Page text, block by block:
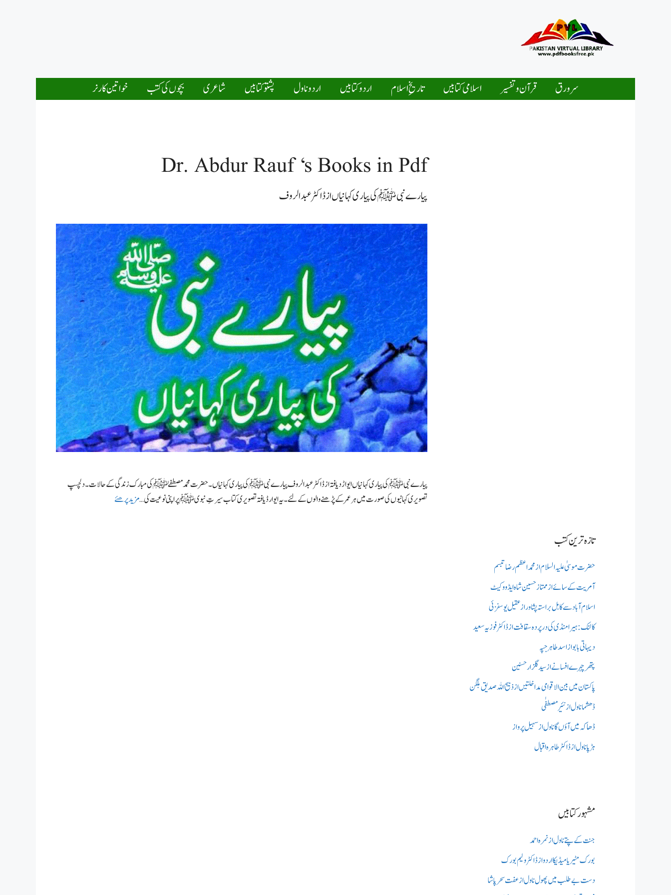
سرورق قرآن و تفسیر اسلامی کتابیں تاریخِ اسلام اردو کتابیں اردو ناول پشتو کتابیں شاعری بچوں کی کتب خواتین کارنر
Dr. Abdur Rauf ‘s Books in Pdf
پیارے نبی ﷺ کی پیاری کہانیاں از ڈاکٹر عبدالروف
پیارے نبی ﷺ کی پیاری کہانیاں ایواڑدیافتہ از ڈاکٹر عبدالروف پیارے نبی ﷺ کی پیاری کہانیاں۔ حضرت محمد مصطفےٰ ﷺ کی مبارک زندگی کے حالات۔ دلچسپ
تصویری کہانیوں کی صورت میں ہر عمر کے پڑھنے والوں کے لئے۔ یہ ایوارڈ یافتہ تصویری کتاب سیرتِ نبوی ﷺ پر اپنی نوعیت کی …مزید پرھئے
تازہ ترین کتب
حضرت موسیٰ علیہ السلام از محمد اعظم رضا تبسم
آمریت کے سائے از ممتاز حسین شاہ ایڈووکیٹ
اسلام آباد سے کابل براستہ پشاور از عقیل یوسفزئی
کالنک: ہیرا منڈی کی در پردہ سقافت از ڈاکٹر فوزیہ سعید
دیہاتی بابو از اسد طاہر جپہ
پتھر چہرے افسانے از سید گلزار حسنین
پاکستان میں بین الاقوامی مداخلتیں از ذبیح اللہ صدیق بلگن
ڈھشما ناول از نئیر مصطفٰی
ڈھاکہ میں آؤں گا ناول از سہیل پرواز
ہڑپا ناول از ڈاکٹر طاہرہ اقبال
مشہور کتابیں
جنت کے پتے ناول از نمرہ احمد
بورک مٹیریا میڈیکااردو از ڈاکٹر ولیم بورک
دست بے طلب میں‌پھول ناول از عفت سحر پاشا